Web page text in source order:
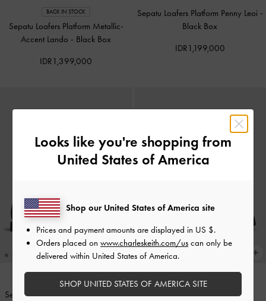
BACK IN STOCK
Sepatu Loafers Platform Metallic-
Accent Lando - Black Box
IDR1,399,000
Sepatu Loafers Platform Penny Leoi -
Black Box
IDR1,199,000
Sepatu Loafers Penny Arven-Black
Looks like you're shopping from
United States of America
Shop our United States of America site
Prices and payment amounts are displayed in US $.
Orders placed on www.charleskeith.com/us can only be
delivered within United States of America.
SHOP UNITED STATES OF AMERICA SITE